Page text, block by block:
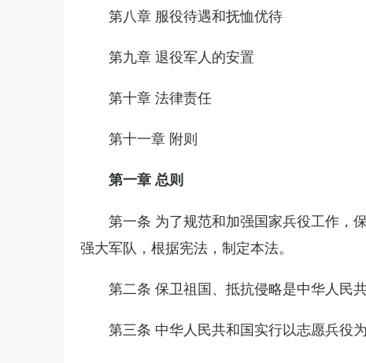
第八章 服役待遇和抚恤优待
第九章 退役军人的安置
第十章 法律责任
第十一章 附则
第一章 总则
第一条 为了规范和加强国家兵役工作，
强大军队，根据宪法，制定本法。
第二条 保卫祖国、抵抗侵略是中华人民
第三条 中华人民共和国实行以志愿兵役